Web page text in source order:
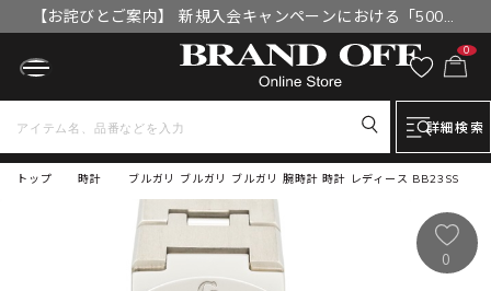
【お詫びとご案内】 新規入会キャンペーンにおける「500円
OFFクーポン」付与漏れと補填について
0
詳細検索
トップ ブルガリ ブルガリ ブルガリ 腕時計 時計 レディース BB23SS
時計
0